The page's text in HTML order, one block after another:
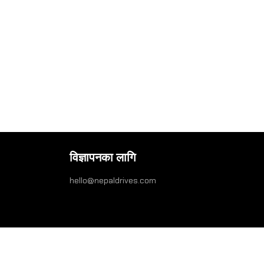
विज्ञापनका लागि
hello@nepaldrives.com